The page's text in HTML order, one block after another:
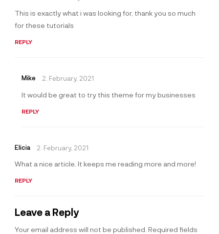
This is exactly what i was looking for, thank you so much
for these tutorials
REPLY
Mike 2. February, 2021
It would be great to try this theme for my businesses
REPLY
Elicia 2. February, 2021
What a nice article. It keeps me reading more and more!
REPLY
Leave a Reply
Your email address will not be published. Required fields